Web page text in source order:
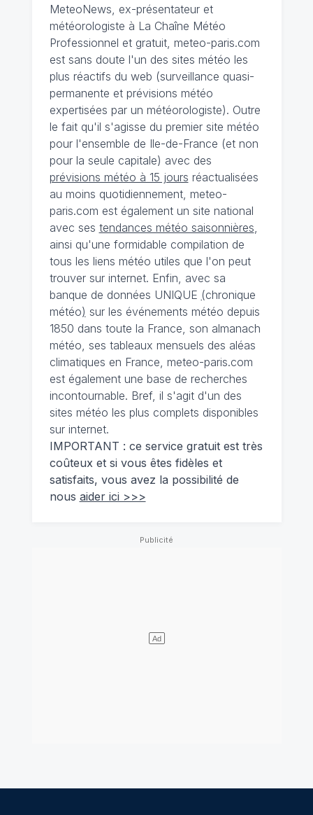
MeteoNews, ex-présentateur et
météorologiste à La Chaîne Météo
Professionnel et gratuit, meteo-paris.com
est sans doute l'un des sites météo les
plus réactifs du web (surveillance quasi-
permanente et prévisions météo
expertisées par un météorologiste). Outre
le fait qu'il s'agisse du premier site météo
pour l'ensemble de Ile-de-France (et non
pour la seule capitale) avec des
prévisions météo à 15 jours réactualisées
au moins quotidiennement, meteo-
paris.com est également un site national
avec ses tendances météo saisonnières
ainsi qu'une formidable compilation de
tous les liens météo utiles que l'on peut
trouver sur internet. Enfin, avec sa
banque de données UNIQUE (chronique
météo) sur les événements météo depuis
1850 dans toute la France, son almanach
météo, ses tableaux mensuels des aléas
climatiques en France, meteo-paris.com
est également une base de recherches
incontournable. Bref, il s'agit d'un des
sites météo les plus complets disponibles
sur internet.
IMPORTANT : ce service gratuit est très
coûteux et si vous êtes fidèles et
satisfaits, vous avez la possibilité de
nous aider ici >>>